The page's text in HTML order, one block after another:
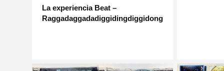
La experiencia Beat –
Raggadaggadadiggidingdiggidong